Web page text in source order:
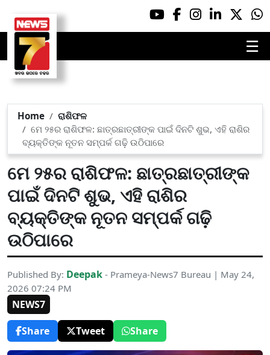
☰
Home
ରାଶିଫଳ
ମେ ୨୫ର ରାଶିଫଳ: ଛାତ୍ରଛାତ୍ରୀଙ୍କ ପାଇଁ ଦିନଟି ଶୁଭ, ଏହି ରାଶିର
ବ୍ୟକ୍ତିଙ୍କ ନୂତନ ସମ୍ପର୍କ ଗଢ଼ି ଉଠିପାରେ
ମେ ୨୫ର ରାଶିଫଳ: ଛାତ୍ରଛାତ୍ରୀଙ୍କ
ପାଇଁ ଦିନଟି ଶୁଭ, ଏହି ରାଶିର
ବ୍ୟକ୍ତିଙ୍କ ନୂତନ ସମ୍ପର୍କ ଗଢ଼ି
ଉଠିପାରେ
Published By: Deepak - Prameya-News7 Bureau | May 24,
2026 07:24 PM
NEWS7
Share
Tweet Share